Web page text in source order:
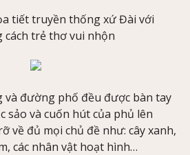
tiết truyền thống xứ Đài với
cách trẻ thơ vui nhộn
và đường phố đều được bàn tay
sảo và cuốn hút của phủ lên
về đủ mọi chủ đề như: cây xanh,
các nhân vật hoạt hình…